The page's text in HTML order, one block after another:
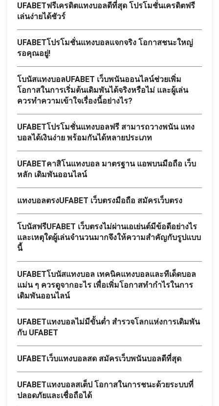
UFABETฟรีเครดิตแทงบอลดีที่สุด โปรโมชั่นเครดิตฟรี
เล่นง่ายได้ชัวร์
UFABETโปรโมชั่นแทงบอลแจกจริง โอกาสชนะใหญ่
รอคุณอยู่!
โบนัสแทงบอลUFABET เว็บพนันออนไลน์ช่วยเพิ่ม
โอกาสในการเริ่มต้นเดิมพันได้จริงหรือไม่ และผู้เล่น
ควรทำความเข้าใจเรื่องนี้อย่างไร?
UFABETโปรโมชั่นแทงบอลฟรี สามารถวางพนัน แทง
บอลได้เงินง่าย พร้อมกันได้หลายประเภท
UFABETคาสิโนแทงบอล มาตรฐาน แอพบนมือถือ เว็บ
หลัก เดิมพันออนไลน์
แทงบอลตรงUFABET เว็บตรงมือถือ สมัครเว็บตรง
โบนัสฟรีUFABET เว็บตรงไม่ผ่านเอเย่นต์มีข้อดีอย่างไร
และเหตุใดผู้เล่นจำนวนมากจึงให้ความสำคัญกับรูปแบบ
นี้
UFABETโบนัสแทงบอล เทคนิคแทงบอลและทีเด็ดบอล
แม่น ๆ ควรดูจากอะไร เพื่อเพิ่มโอกาสทำกำไรในการ
เดิมพันออนไลน์
UFABETแทงบอลไม่มีขั้นต่ำ สำรวจโลกแห่งการเดิมพัน
กับ UFABET
UFABETเว็บแทงบอลสด สมัครเว็บพนันบอลดีที่สุด
UFABETแทงบอลสเต็ป โอกาสในการชนะด้วยระบบที่
ปลอดภัยและเชื่อถือได้